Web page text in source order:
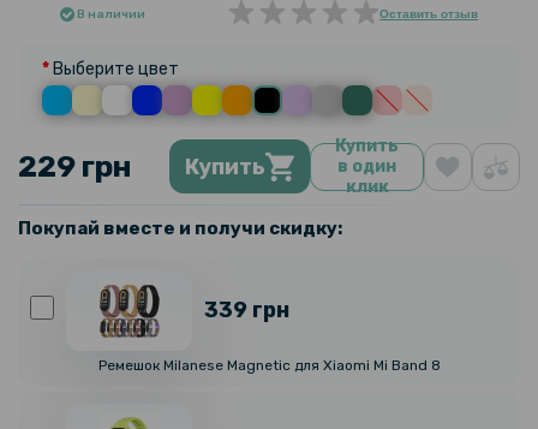
В наличии Оставить отзыв
Выберите цвет
229 грн Купить
Купить
в один
клик
Покупай вместе и получи скидку:
339 грн
Ремешок Milanese Magnetic для Xiaomi Mi Band 8